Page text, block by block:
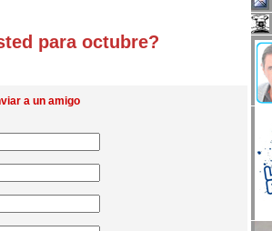
para octubre?
a un amigo